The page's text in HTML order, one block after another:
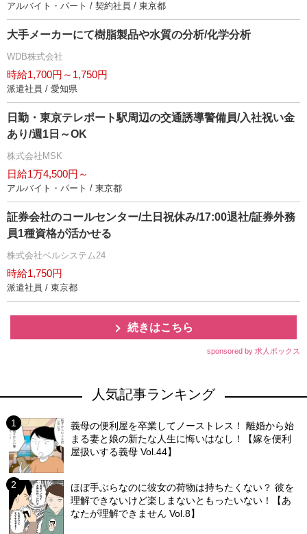
アルバイト・パート / 契約社員 / 東京都
大手メーカーにて樹脂製品や水質の分析/化学分析
WDB株式会社
時給1,700円～1,750円
派遣社員 / 愛知県
日勤・東京テレポート駅周辺の交通誘導警備員/入社祝い金
あり/週1日～OK
株式会社MSK
日給1万4,500円～
アルバイト・パート / 東京都
証券会社のコールセンター/土日祝休み/17:00退社/証券外務
員1種資格が活かせる
株式会社ベルシステム24
時給1,750円
派遣社員 / 東京都
続きはこちら
sponsored by 求人ボックス
人気記事ランキング
義母の便利屋を卒業してノーストレス！ 離婚から始
まる妻と娘の新たな人生に悔いはなし！【嫁を便利
屋扱いする義母 Vol.44】
ほぼ手ぶらなのに彼女の荷物は持ちたくない？ 彼を
理解できないけど楽しまないともったいない！【あ
なたが理解できません Vol.8】